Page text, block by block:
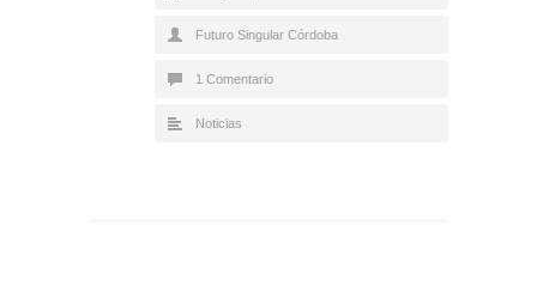
Futuro Singular Córdoba
1 Comentario
Noticias